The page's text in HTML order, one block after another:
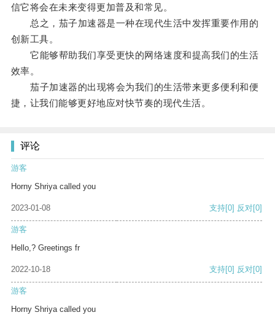
信它将会在未来变得更加普及和常见。
总之，茄子加速器是一种在现代生活中发挥重要作用的
创新工具。
它能够帮助我们享受更快的网络速度和提高我们的生活
效率。
茄子加速器的出现将会为我们的生活带来更多便利和便
捷，让我们能够更好地应对快节奏的现代生活。
评论
游客
Horny Shriya called you
2023-01-08 支持[0] 反对[0]
游客
Hello,? Greetings fr
2022-10-18 支持[0] 反对[0]
游客
Horny Shriya called you